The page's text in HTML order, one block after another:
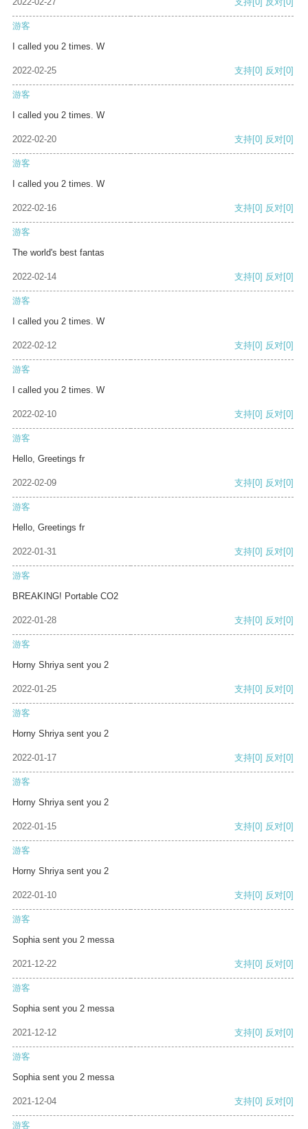
游客
I called you 2 times. W
2022-02-25 支持[0] 反对[0]
游客
I called you 2 times. W
2022-02-20 支持[0] 反对[0]
游客
I called you 2 times. W
2022-02-16 支持[0] 反对[0]
游客
The world's best fantas
2022-02-14 支持[0] 反对[0]
游客
I called you 2 times. W
2022-02-12 支持[0] 反对[0]
游客
I called you 2 times. W
2022-02-10 支持[0] 反对[0]
游客
Hello, Greetings fr
2022-02-09 支持[0] 反对[0]
游客
Hello, Greetings fr
2022-01-31 支持[0] 反对[0]
游客
BREAKING! Portable CO2
2022-01-28 支持[0] 反对[0]
游客
Horny Shriya sent you 2
2022-01-25 支持[0] 反对[0]
游客
Horny Shriya sent you 2
2022-01-17 支持[0] 反对[0]
游客
Horny Shriya sent you 2
2022-01-15 支持[0] 反对[0]
游客
Horny Shriya sent you 2
2022-01-10 支持[0] 反对[0]
游客
Sophia sent you 2 messa
2021-12-22 支持[0] 反对[0]
游客
Sophia sent you 2 messa
2021-12-12 支持[0] 反对[0]
游客
Sophia sent you 2 messa
2021-12-04 支持[0] 反对[0]
游客